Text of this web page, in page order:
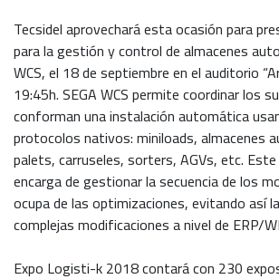
Tecsidel aprovechará esta ocasión para
para la gestión y control de almacenes
WCS, el 18 de septiembre en el auditorio
19:45h. SEGA WCS permite coordinar los
conforman una instalación automática
protocolos nativos: miniloads, almacenes
palets, carruseles, sorters, AGVs, etc.
encarga de gestionar la secuencia de los
ocupa de las optimizaciones, evitando así
complejas modificaciones a nivel de ERP/
Expo Logisti-k 2018 contará con 230